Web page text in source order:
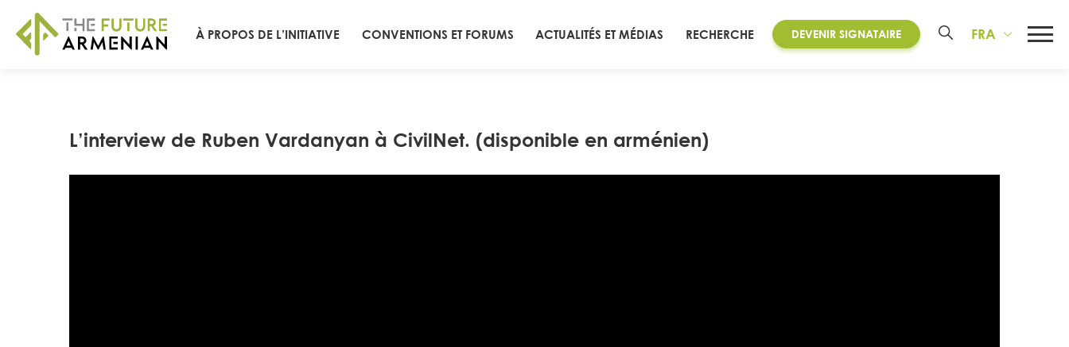
À PROPOS DE L’INITIATIVE CONVENTIONS ET FORUMS ACTUALITÉS ET MÉDIAS RECHERCHE DEVENIR SIGNATAIRE FRA
L’interview de Ruben Vardanyan à CivilNet. (disponible en arménien)